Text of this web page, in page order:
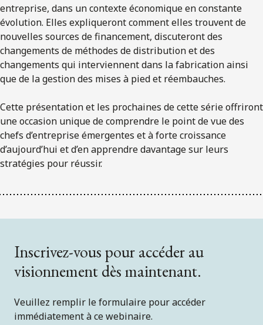
entreprise, dans un contexte économique en constante
évolution. Elles expliqueront comment elles trouvent de
nouvelles sources de financement, discuteront des
changements de méthodes de distribution et des
changements qui interviennent dans la fabrication ainsi
que de la gestion des mises à pied et réembauches.
Cette présentation et les prochaines de cette série offriront
une occasion unique de comprendre le point de vue des
chefs d’entreprise émergentes et à forte croissance
d’aujourd’hui et d’en apprendre davantage sur leurs
stratégies pour réussir.
Inscrivez-vous pour accéder au
visionnement dès maintenant.
Veuillez remplir le formulaire pour accéder
immédiatement à ce webinaire.